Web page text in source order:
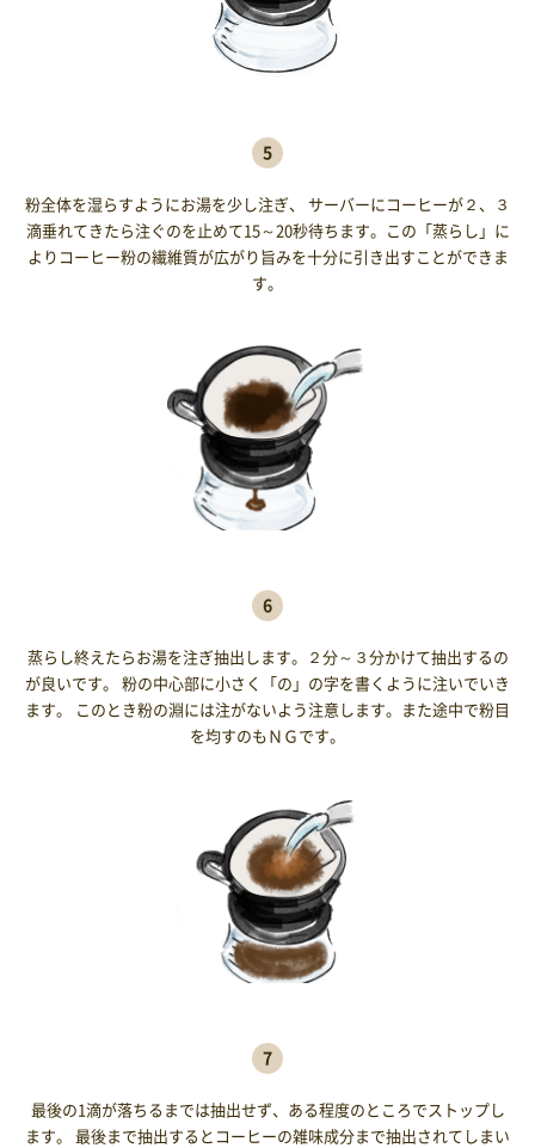
5
粉全体を湿らすようにお湯を少し注ぎ、 サーバーにコーヒーが２、３
滴垂れてきたら注ぐのを止めて15～20秒待ちます。この「蒸らし」に
よりコーヒー粉の繊維質が広がり旨みを十分に引き出すことができま
す。
6
蒸らし終えたらお湯を注ぎ抽出します。２分～３分かけて抽出するの
が良いです。 粉の中心部に小さく「の」の字を書くように注いでいき
ます。 このとき粉の淵には注がないよう注意します。また途中で粉目
を均すのもＮＧです。
7
最後の1滴が落ちるまでは抽出せず、ある程度のところでストップし
ます。 最後まで抽出するとコーヒーの雑味成分まで抽出されてしまい